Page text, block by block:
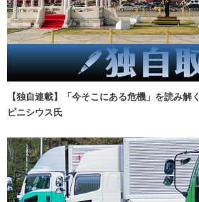
【独自連載】「今そこにある危機」を読み
ビニシウス氏